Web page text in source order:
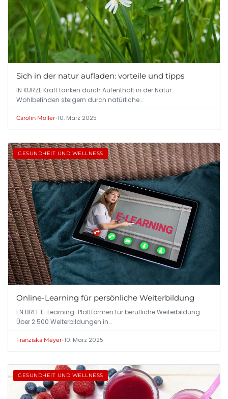
Sich in der natur aufladen: vorteile und tipps
IN KÜRZE Kraft tanken durch Aufenthalt in der Natur.
Wohlbefinden steigern durch natürliche…
Carolin Möller•10. März 2025
GESUNDHEIT UND WELLNESS
Online-Learning für persönliche Weiterbildung
EN BREF E-Learning-Plattformen für berufliche Weiterbildung
Über 2.500 Weiterbildungen in…
Franziska Meyer•10. März 2025
GESUNDHEIT UND WELLNESS